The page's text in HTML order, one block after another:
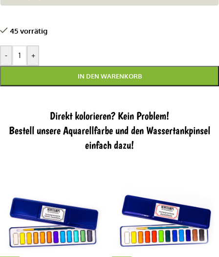
45 vorrätig
- +
IN DEN WARENKORB
Direkt kolorieren? Kein Problem!
Bestell unsere Aquarellfarbe und den Wassertankpinsel
einfach dazu!